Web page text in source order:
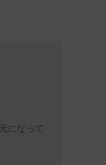
になって